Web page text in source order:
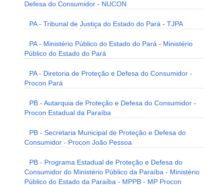
Defesa do Consumidor - NUCON
PA - Tribunal de Justiça do Estado do Pará - TJPA
PA - Ministério Público do Estado do Pará - Ministério
Público do Estado do Pará
PA - Diretoria de Proteção e Defesa do Consumidor -
Procon Pará
PB - Autarquia de Proteção e Defesa do Consumidor -
Procon Estadual da Paraíba
PB - Secretaria Municipal de Proteção e Defesa do
Consumidor - Procon João Pessoa
PB - Programa Estadual de Proteção e Defesa do
Consumidor do Ministério Público da Paraíba - Ministério
Público do Estado da Paraíba - MPPB - MP Procon